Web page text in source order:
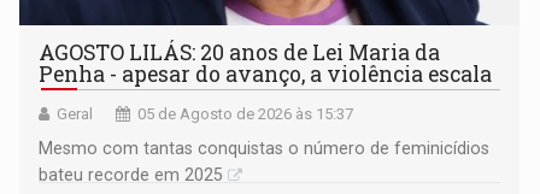
AGOSTO LILÁS: 20 anos de Lei Maria da
Penha - apesar do avanço, a violência escala
Geral 05 de Agosto de 2026 às 15:37
Mesmo com tantas conquistas o número de feminicídios
bateu recorde em 2025